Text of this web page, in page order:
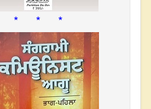
* * *